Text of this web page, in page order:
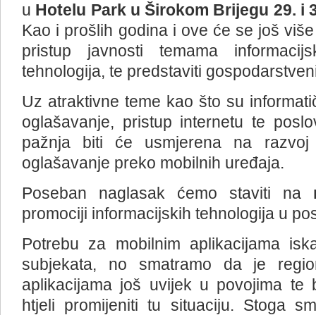
u Hotelu Park u Širokom Brijegu 29. i
Kao i prošlih godina i ove će se još
pristup javnosti temama
tehnologija, te predstaviti
Uz atraktivne teme kao što su
oglašavanje, pristup internetu te
pažnja biti će usmjerena na
oglašavanje preko mobilnih uređaja.
Poseban naglasak ćemo staviti na
promociji informacijskih tehnologija u
Potrebu za mobilnim aplikacijama
subjekata, no smatramo da je
aplikacijama još uvijek u povojima te
htjeli promijeniti tu situaciju. Stoga